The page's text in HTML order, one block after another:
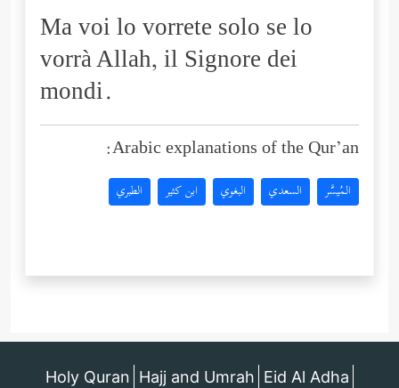
Ma voi lo vorrete solo se lo
vorrà Allah, il Signore dei
mondi.
Arabic explanations of the Qur’an:
المُيسَّر السعدي البغوي ابن كثير الطبري
Holy Quran Hajj and Umrah Eid Al Adha